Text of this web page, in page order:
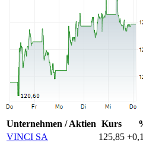
Unternehmen / Aktien Kurs
VINCI SA
125,85